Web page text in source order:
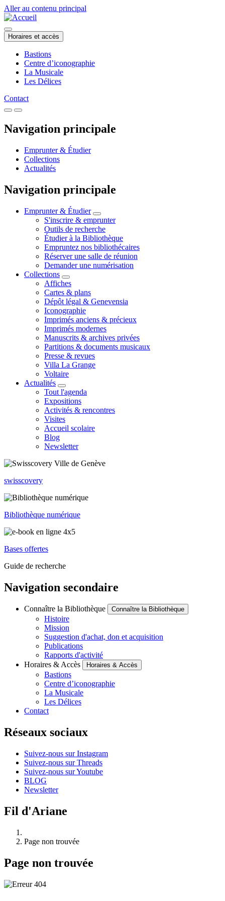
Aller au contenu principal
Horaires et accès
Bastions
Centre d’iconographie
La Musicale
Les Délices
Contact
Navigation principale
Emprunter & Étudier
Collections
Actualités
Navigation principale
Emprunter & Étudier
S'inscrire & emprunter
Outils de recherche
Étudier à la Bibliothèque
Empruntez nos bibliothécaires
Réserver une salle de réunion
Demander une numérisation
Collections
Affiches
Cartes & plans
Dépôt légal & Genevensia
Iconographie
Imprimés anciens & précieux
Imprimés modernes
Manuscrits & archives privées
Partitions & documents musicaux
Presse & revues
Villa La Grange
Voltaire
Actualités
Tout l'agenda
Expositions
Activités & rencontres
Visites
Accueil scolaire
Blog
Newsletter
swisscovery
Bibliothèque numérique
Bases offertes
Guide de recherche
Navigation secondaire
Connaître la Bibliothèque Connaître la Bibliothèque
Histoire
Mission
Suggestion d'achat, don et acquisition
Publications
Rapports d'activité
Horaires & Accès
Horaires & Accès
Bastions
Centre d’iconographie
La Musicale
Les Délices
Contact
Réseaux sociaux
Suivez-nous sur Instagram
Suivez-nous sur Threads
Suivez-nous sur Youtube
BLOG
Newsletter
Fil d'Ariane
Page non trouvée
Page non trouvée